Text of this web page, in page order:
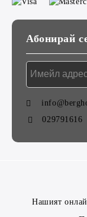
Абонирай
029791616
Нашият